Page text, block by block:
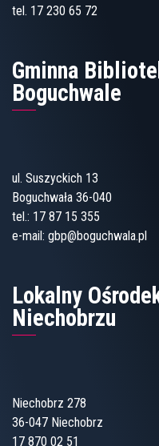
tel. 17 230 65 72
Gminna
Boguchwale
ul. Suszyckich 13
Boguchwała 36-040
tel.: 17 87 15 355
e-mail: gbp@boguchwala.pl
Lokalny
Niechobrzu
Niechobrz 278
36-047 Niechobrz
17 870 02 51